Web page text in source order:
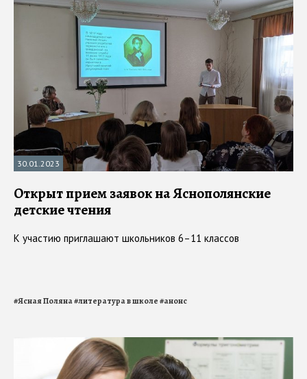
30.01.2023
Открыт прием заявок на Яснополянские
детские чтения
К участию приглашают школьников 6–11 классов
#Ясная Поляна#литература в школе#анонс